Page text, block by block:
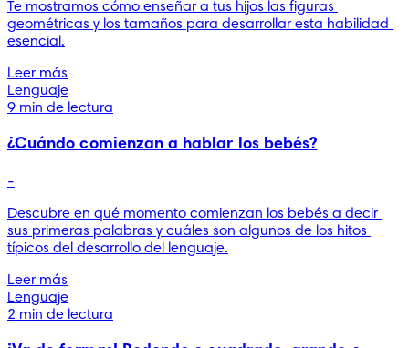
Te mostramos cómo enseñar a tus hijos las figuras
geométricas y los tamaños para desarrollar esta habilidad
esencial.
Leer más
Lenguaje
9 min de lectura
¿Cuándo comienzan a hablar los bebés?
-
Descubre en qué momento comienzan los bebés a decir
sus primeras palabras y cuáles son algunos de los hitos
típicos del desarrollo del lenguaje.
Leer más
Lenguaje
2 min de lectura